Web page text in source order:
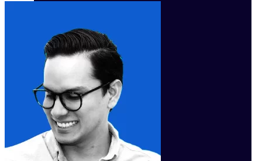
Educación Financiera
Consultorías
Testimonios